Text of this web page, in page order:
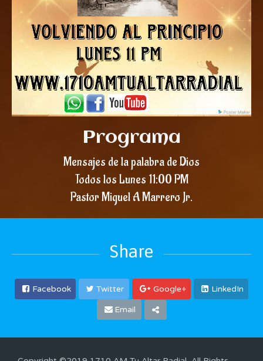
Programa
Mensajes de la palabra de Dios
Todos los Lunes 11:00 PM
Pastor Miguel A Marrero Jr.
Share
Facebook Twitter Google+ LinkedIn
Email